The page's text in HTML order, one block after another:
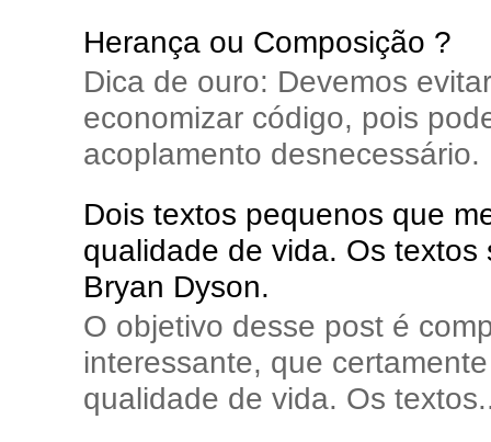
Herança ou Composição ?
Dica de ouro: Devemos
economizar código, pois
acoplamento
Dois textos pequenos que
qualidade de vida. Os
Bryan Dyson.
O objetivo desse post é
interessante, que
qualidade de vida. Os